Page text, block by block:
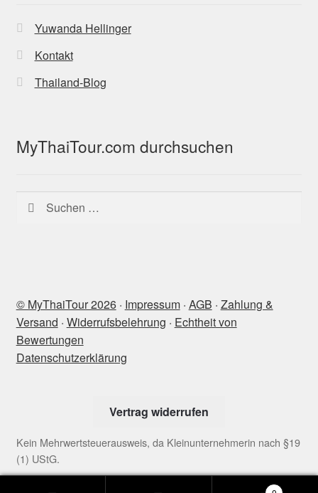
Yuwanda Hellinger
Kontakt
Thailand-Blog
MyThaiTour.com durchsuchen
Suchen
nach:
© MyThaiTour 2026‧ Impressum‧ AGB ‧ Zahlung &
Versand ‧ Widerrufsbelehrung ‧ Echtheit von
Bewertungen
Datenschutzerklärung
Vertrag widerrufen
Kein Mehrwertsteuerausweis, da Kleinunternehmerin nach §19
(1) UStG.